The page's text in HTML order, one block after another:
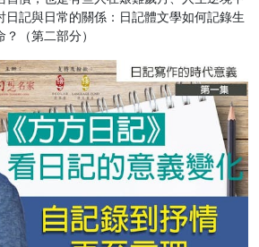
日記與日常的關係：日記體文學如何記錄生
（第二部分）